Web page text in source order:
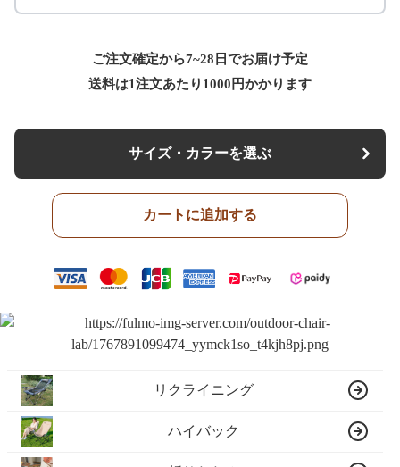
ご注文確定から7~28日でお届け予定
送料は1注文あたり 1000 円かかります
サイズ・カラーを選ぶ
カートに追加する
リクライニング
ハイバック